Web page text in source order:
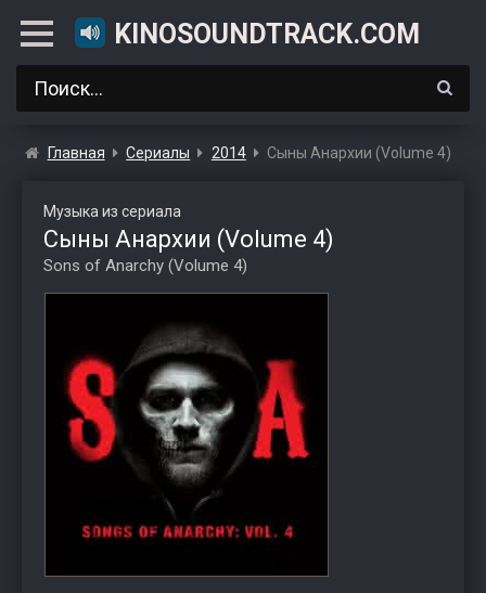
KINOSOUNDTRACK.COM
Главная Сериалы 2014 Сыны Анархии (Volume 4)
Музыка из сериала
Сыны Анархии (Volume 4)
Sons of Anarchy (Volume 4)